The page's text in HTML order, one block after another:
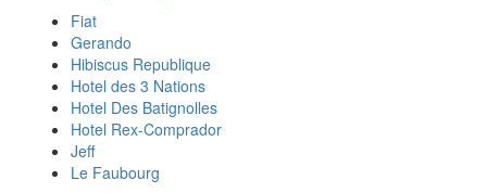
Fiat
Gerando
Hibiscus Republique
Hotel des 3 Nations
Hotel Des Batignolles
Hotel Rex-Comprador
Jeff
Le Faubourg